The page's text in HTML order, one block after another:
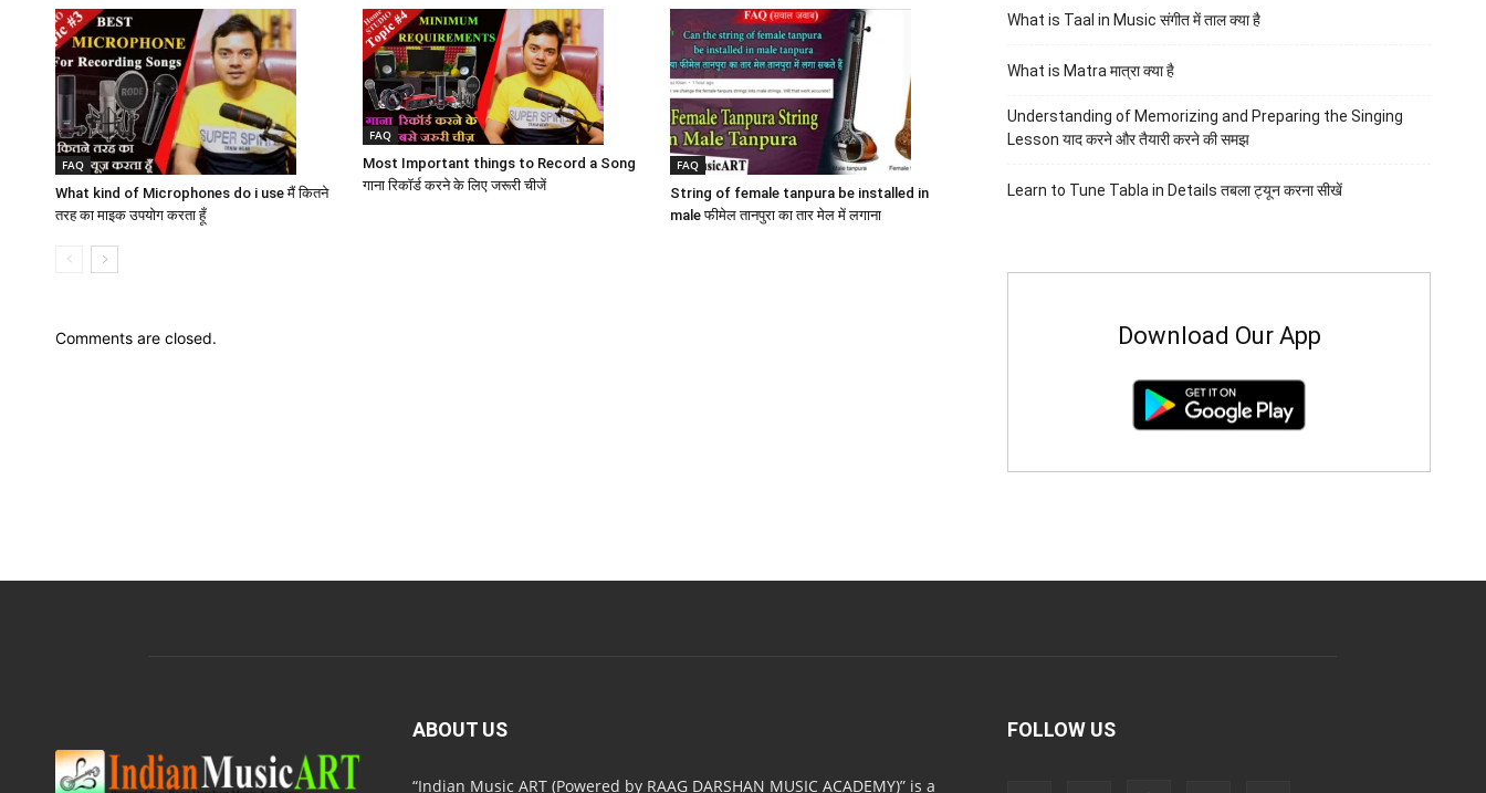
FAQ
What kind of Microphones do i use मैं कितने
तरह का माइक उपयोग करता हूँ
FAQ
Most Important things to Record a Song
गाना रिकॉर्ड करने के लिए जरूरी चीजें
FAQ
String of female tanpura be installed in
male फीमेल तानपुरा का तार मेल में लगाना
Comments are closed.
What is Taal in Music संगीत में ताल क्या है
What is Matra मात्रा क्या है
Understanding of Memorizing and Preparing the Singing
Lesson याद करने और तैयारी करने की समझ
Learn to Tune Tabla in Details तबला ट्यून करना सीखें
Download Our App
ABOUT US
“Indian Music ART (Powered by RAAG DARSHAN MUSIC ACADEMY)” is a
FOLLOW US